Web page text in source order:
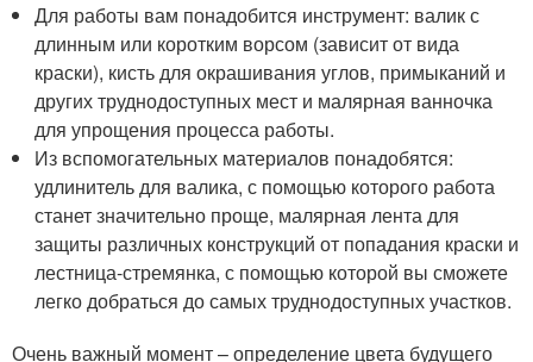
Для работы вам понадобится инструмент: валик с
длинным или коротким ворсом (зависит от вида
краски), кисть для окрашивания углов, примыканий и
других труднодоступных мест и малярная ванночка
для упрощения процесса работы.
Из вспомогательных материалов понадобятся:
удлинитель для валика, с помощью которого работа
станет значительно проще, малярная лента для
защиты различных конструкций от попадания краски и
лестница-стремянка, с помощью которой вы сможете
легко добраться до самых труднодоступных участков.
Очень важный момент – определение цвета будущего